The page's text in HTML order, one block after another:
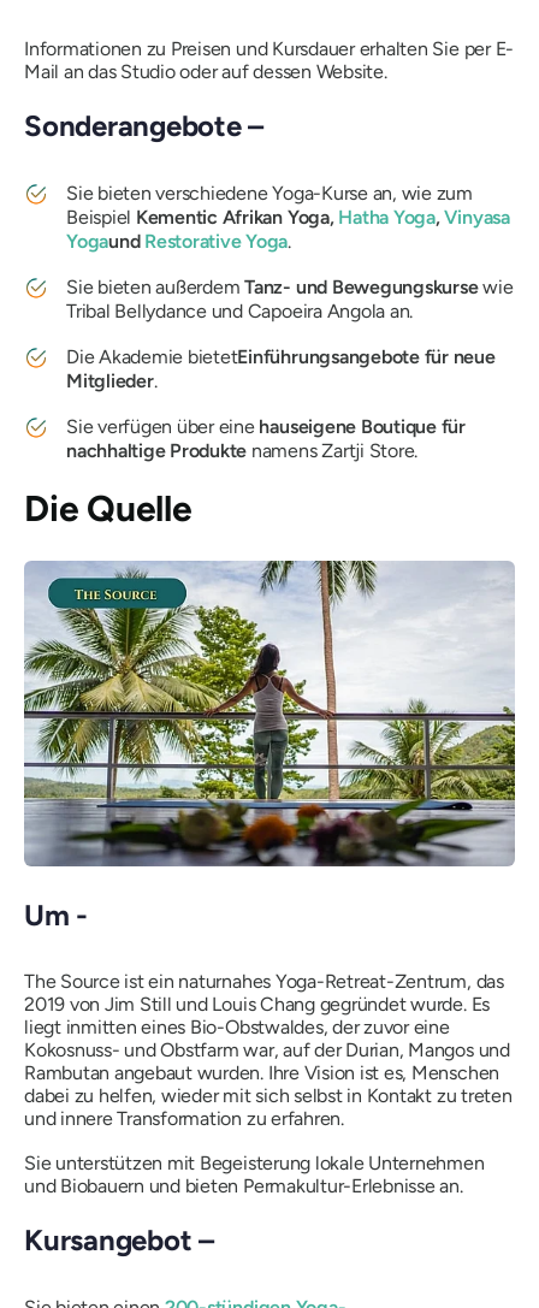
Informationen zu Preisen und Kursdauer erhalten Sie per E-
Mail an das Studio oder auf dessen Website.
Sonderangebote –
Sie bieten verschiedene Yoga-Kurse an, wie zum
Beispiel Kementic Afrikan Yoga, Hatha Yoga,Vinyasa
Yogaund Restorative Yoga.
Sie bieten außerdemTanz- und Bewegungskursewie
Tribal Bellydance und Capoeira Angola an.
Die Akademie bietetEinführungsangebote für neue
Mitglieder.
Sie verfügen über eine hauseigene Boutique für
nachhaltige Produkte namens Zartji Store.
Die Quelle
Um -
The Source ist ein naturnahes Yoga-Retreat-Zentrum, das
2019 von Jim Still und Louis Chang gegründet wurde. Es
liegt inmitten eines Bio-Obstwaldes, der zuvor eine
Kokosnuss- und Obstfarm war, auf der Durian, Mangos und
Rambutan angebaut wurden. Ihre Vision ist es, Menschen
dabei zu helfen, wieder mit sich selbst in Kontakt zu treten
und innere Transformation zu erfahren.
Sie unterstützen mit Begeisterung lokale Unternehmen
und Biobauern und bieten Permakultur-Erlebnisse an.
Kursangebot –